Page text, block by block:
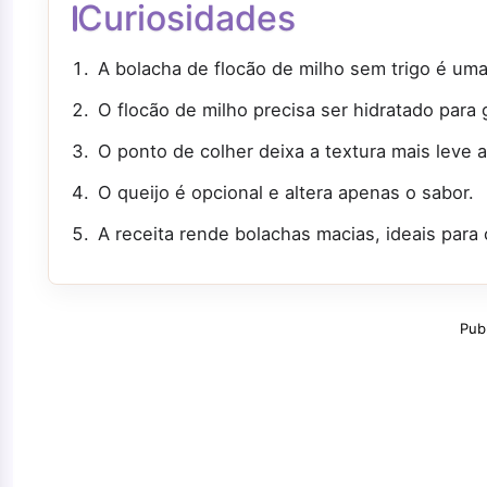
Curiosidades
A bolacha de flocão de milho sem trigo é
O flocão de milho precisa ser hidratado para
O ponto de colher deixa a textura mais leve
O queijo é opcional e altera apenas o sabor.
A receita rende bolachas macias, ideais para